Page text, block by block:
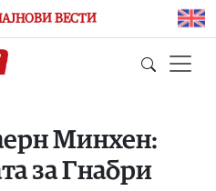
ВЕСТИ
Минхен:
за Гнабри